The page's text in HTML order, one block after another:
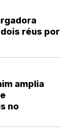
réus por
amplia
no